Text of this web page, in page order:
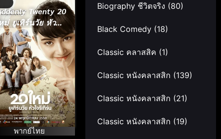
Twenty 20
ม่ ยูเทิร์นวัย หัวใจ
รีเทิร์น (2017)
พากย์ไทย
Biography ชีวิตจริง (80)
Black Comedy (18)
Classic คลาสสิค (1)
Classic หนังคลาสสิก (139)
Classic หนังคลาสสิก (21)
Classic หนังคลาสสิก (19)